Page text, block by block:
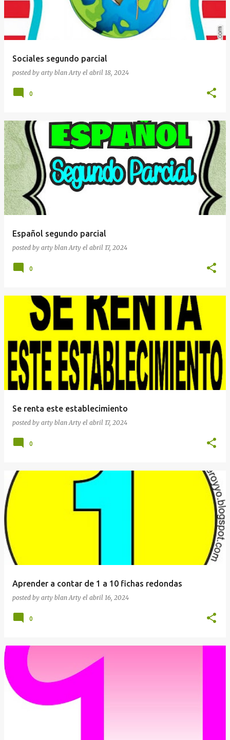
Sociales segundo parcial
posted by arty blanArty el abril 18, 2024
0
Español segundo parcial
posted by arty blanArty el abril 17, 2024
0
Se renta este establecimiento
posted by arty blanArty el abril 17, 2024
0
Aprender a contar de 1 a 10 fichas redondas
posted by arty blanArty el abril 16, 2024
0